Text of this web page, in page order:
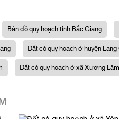
Bản đồ quy hoạch tỉnh Bắc Giang
Đất có quy hoạch ở huyện Lạng
Đất có quy hoạch ở xã Xương Lâm